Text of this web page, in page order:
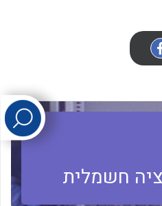
לכל מוצרי היצרן
חשמלית